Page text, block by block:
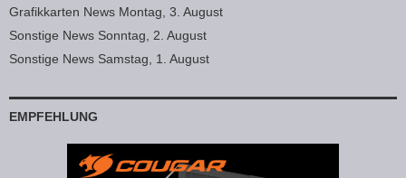
Grafikkarten News Montag, 3. August
Sonstige News Sonntag, 2. August
Sonstige News Samstag, 1. August
EMPFEHLUNG